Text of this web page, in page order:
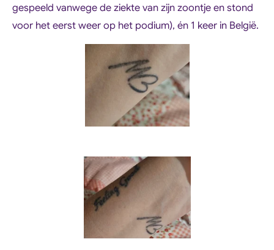
gespeeld vanwege de ziekte van zijn zoontje en stond
voor het eerst weer op het podium), én 1 keer in België.